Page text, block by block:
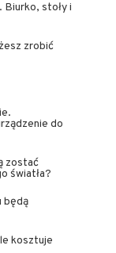
stoły i
zrobić
do
zostać
światła?
będą
kosztuje